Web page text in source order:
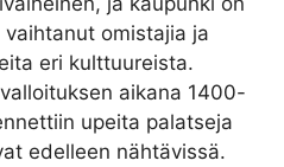
omistajia ja
eri kulttuureista.
valloituksen aikana 1400-
upeita palatseja
edelleen nähtävissä.